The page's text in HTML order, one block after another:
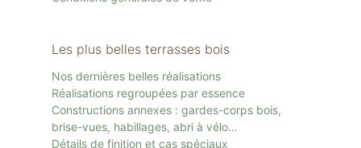
Les plus belles terrasses bois
Nos dernières belles réalisations
Réalisations regroupées par essence
Constructions annexes : gardes-corps bois,
brise-vues, habillages, abri à vélo…
Détails de finition et cas spéciaux